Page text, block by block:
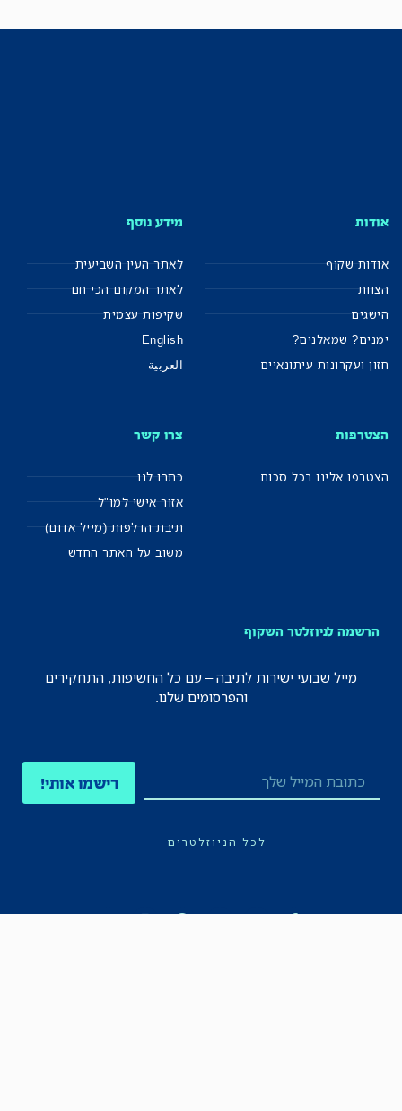
אודות
אודות שקוף
הצוות
הישגים
ימנים? שמאלנים?
חזון ועקרונות עיתונאיים
מידע נוסף
לאתר העין השביעית
לאתר המקום הכי חם
שקיפות עצמית
English
العربية
הצטרפות
הצטרפו אלינו בכל סכום
צרו קשר
כתבו לנו
אזור אישי למו"ל
תיבת הדלפות (מייל אדום)
משוב על האתר החדש
הרשמה לניוזלטר השקוף
מייל שבועי ישירות לתיבה – עם כל החשיפות, התחקירים
והפרסומים שלנו.
רישמו אותי!
לכל הניוזלטרים